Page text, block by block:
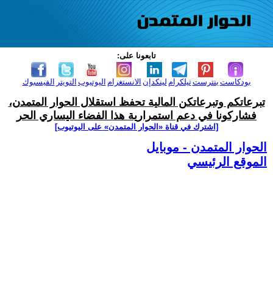
تابعونا على:
الفيسبوك التويتر اليوتيوب الانستغرام لينكدإن تيلكرامبنترست بودكاست
تبرعاتكم وتبرعاتكن المالية تحفظ استقلال الحوار المتمدن،
فشاركونا في دعم استمرارية هذا الفضاء اليساري الحر
[اشترك في قناة ‫«الحوار المتمدن» على اليوتيوب]
الحوار المتمدن - موبايل
الموقع الرئيسي